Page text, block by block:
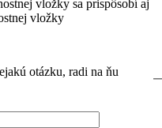
vložky sa prispôsobí aj
vložky
otázku, radi na ňu